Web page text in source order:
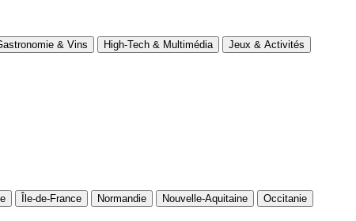
& Vins High-Tech & Multimédia
Jeux & Activités
Île-de-France Normandie Nouvelle-Aquitaine
Occitanie